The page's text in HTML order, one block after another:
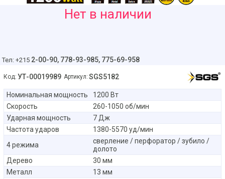
Нет в наличии
Тел: +215 2-00-90, 778-93-985, 775-69-958
Код: УТ-00019989 Артикул: SGS5182
Номинальная мощность
1200 Вт
Скорость
260-1050 об/мин
Ударная мощность
7 Дж
Частота ударов
1380-5570 уд/мин
4 режима
сверление / перфоратор / зубило /
долото
Дерево
30 мм
Металл
13 мм